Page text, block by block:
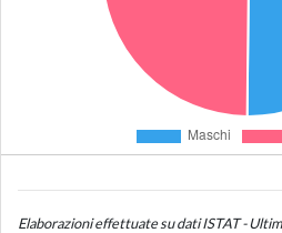
Elaborazioni effettuate su dati ISTAT -